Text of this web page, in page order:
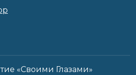
«Своими Глазами»